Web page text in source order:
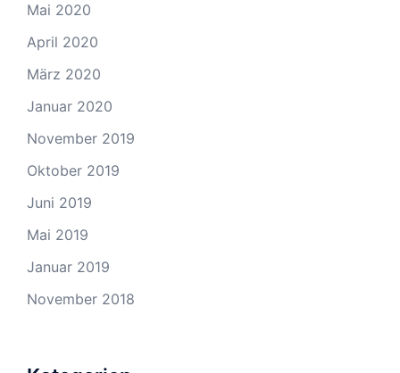
Mai 2020
April 2020
März 2020
Januar 2020
November 2019
Oktober 2019
Juni 2019
Mai 2019
Januar 2019
November 2018